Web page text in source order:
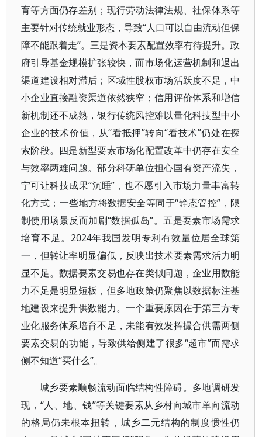
育等方面仍存差别；现行劳动法律法规、社保体系等
主要针对传统就业形态，导致“人口可以自由流动但保
障不能跟着走”。三是资本要素配置效率有待提升。政
府引导基金规模扩张较快，而市场化运营机制和退出
渠道建设相对滞后；区域性股权市场活跃度不足，中
小企业直接融资渠道依然狭窄；信用评价体系和增信
新机制还不成熟，银行传统风控难以量化科技型中小
企业的技术价值，从“看抵押”转向“看技术”仍处在探
索阶段。四是新型要素市场化配置改革中仍存在安全
与效率两难问题。部分科研单位担心国有资产流失，
宁可让科技成果“沉睡”，也不愿引入市场力量丰富转
化方式；一些地方将数据安全等同于“静态管控”，限
制使用场景反而加剧“数据孤岛”。五是要素市场需求
培育不足。2024年我国发明专利有效量位居全球第
一，但转让率明显偏低，反映出技术要素需求活力明
显不足。数据要素交易也存在类似问题，企业用数能
力不足是明显短板，但多地政策仍聚焦以数据标注基
地建设来提升供数能力。一个重要原因在于第三方专
业化服务体系培育不足，未能有效发挥撮合供需两侧
要素交易的功能，导致供给侧建了很多“超市”而需求
侧不知道“买什么”。
城乡要素顺畅流动面临结构性障碍。多地调研发
现，“人、地、钱”等关键要素从乡村向城市单向流动
的格局仍未根本扭转，城乡二元结构的制度惯性仍